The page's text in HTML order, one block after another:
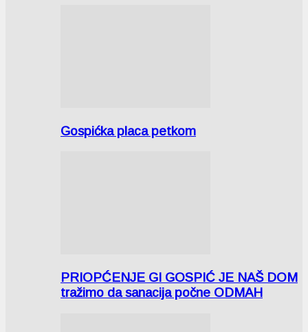
Gospićka placa petkom
PRIOPĆENJE GI GOSPIĆ JE NAŠ DOM
tražimo da sanacija počne ODMAH